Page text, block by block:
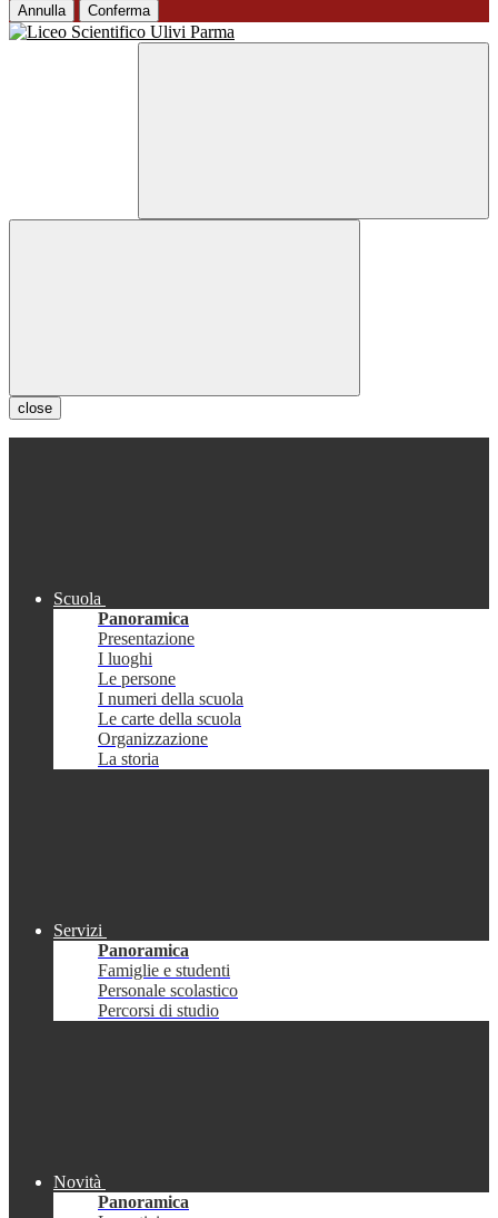
Annulla Conferma
close
Scuola
Panoramica
Presentazione
I luoghi
Le persone
I numeri della scuola
Le carte della scuola
Organizzazione
La storia
Servizi
Panoramica
Famiglie e studenti
Personale scolastico
Percorsi di studio
Novità
Panoramica